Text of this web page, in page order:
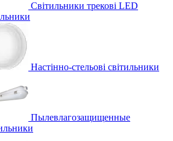
Світильники трекові LED
Настінно-стельові світильники
Пылевлагозащищенные